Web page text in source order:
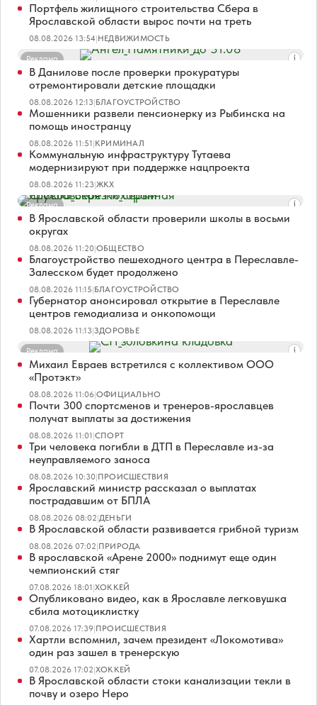
Портфель жилищного строительства Сбера в
Ярославской области вырос почти на треть
08.08.2026 13:54|НЕДВИЖИМОСТЬ
Реклама
В Данилове после проверки прокуратуры
отремонтировали детские площадки
08.08.2026 12:13|БЛАГОУСТРОЙСТВО
Мошенники развели пенсионерку из Рыбинска на
помощь иностранцу
08.08.2026 11:51|КРИМИНАЛ
Коммунальную инфраструктуру Тутаева
модернизируют при поддержке нацпроекта
08.08.2026 11:23|ЖКХ
Реклама
В Ярославской области проверили школы в восьми
округах
08.08.2026 11:20|ОБЩЕСТВО
Благоустройство пешеходного центра в Переславле-
Залесском будет продолжено
08.08.2026 11:15|БЛАГОУСТРОЙСТВО
Губернатор анонсировал открытие в Переславле
центров гемодиализа и онкопомощи
08.08.2026 11:13|ЗДОРОВЬЕ
Реклама
Михаил Евраев встретился с коллективом ООО
«Протэкт»
08.08.2026 11:06|ОФИЦИАЛЬНО
Почти 300 спортсменов и тренеров-ярославцев
получат выплаты за достижения
08.08.2026 11:01|СПОРТ
Три человека погибли в ДТП в Переславле из-за
неуправляемого заноса
08.08.2026 10:30|ПРОИСШЕСТВИЯ
Ярославский министр рассказал о выплатах
пострадавшим от БПЛА
08.08.2026 08:02|ДЕНЬГИ
В Ярославской области развивается грибной туризм
08.08.2026 07:02|ПРИРОДА
В ярославской «Арене 2000» поднимут еще один
чемпионский стяг
07.08.2026 18:01|ХОККЕЙ
Опубликовано видео, как в Ярославле легковушка
сбила мотоциклистку
07.08.2026 17:39|ПРОИСШЕСТВИЯ
Хартли вспомнил, зачем президент «Локомотива»
один раз зашел в тренерскую
07.08.2026 17:02|ХОККЕЙ
В Ярославской области стоки канализации текли в
почву и озеро Неро